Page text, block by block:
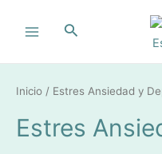
Menu
Buscar
Inicio / Estres Ansiedad y
Estres